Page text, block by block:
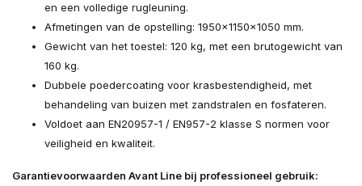
en een volledige rugleuning.
Afmetingen van de opstelling: 1950x1150x1050 mm.
Gewicht van het toestel: 120 kg, met een brutogewicht van
160 kg.
Dubbele poedercoating voor krasbestendigheid, met
behandeling van buizen met zandstralen en fosfateren.
Voldoet aan EN20957-1 / EN957-2 klasse S normen voor
veiligheid en kwaliteit.
Garantievoorwaarden Avant Line bij professioneel gebruik: